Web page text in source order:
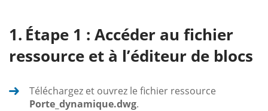
Étape 1 : Accéder au fichier
ressource et à l’éditeur de blocs
Téléchargez et ouvrez le fichier ressource
Porte_dynamique.dwg.